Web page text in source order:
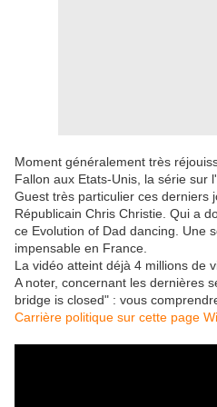
Moment généralement très
Fallon aux Etats-Unis, la série sur
Guest très particulier ces derniers
Républicain Chris Christie. Qui a
ce Evolution of Dad dancing. Une
impensable en France.
La vidéo atteint déjà 4 millions de
A noter, concernant les dernières
bridge is closed" : vous
Carrière politique sur cette page